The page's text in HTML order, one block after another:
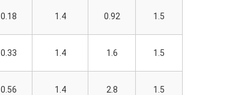
0.18 1.4 0.92 1.5
0.33 1.4 1.6 1.5
0.56 1.4 2.8 1.5